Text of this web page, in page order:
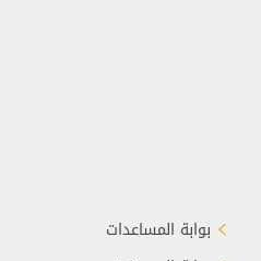
بوابة المساعدات